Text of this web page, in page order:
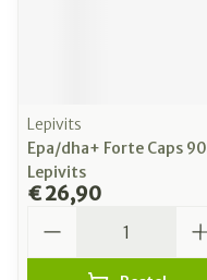
Lepivits
Epa/dha+ Forte Caps 90
Lepivits
€ 26,90